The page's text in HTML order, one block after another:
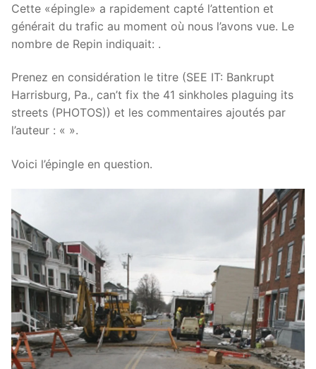
Cette «épingle» a rapidement capté l’attention et
générait du trafic au moment où nous l’avons vue. Le
nombre de Repin indiquait: .
Prenez en considération le titre (SEE IT: Bankrupt
Harrisburg, Pa., can’t fix the 41 sinkholes plaguing its
streets (PHOTOS)) et les commentaires ajoutés par
l’auteur : « ».
Voici l’épingle en question.